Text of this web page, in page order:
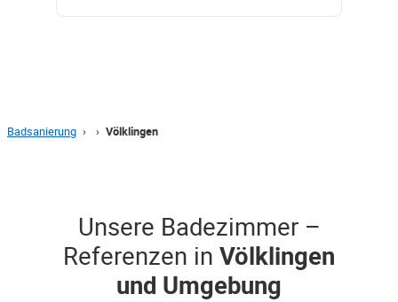
Badsanierung › › Völklingen
Unsere Badezimmer –
Referenzen in Völklingen
und Umgebung